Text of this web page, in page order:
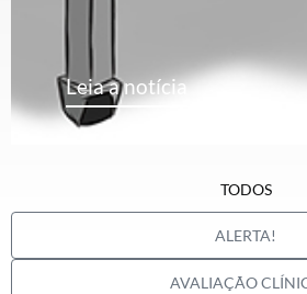
Leia a notícia
ALERTA!
AVALIAÇÃO
TODOS